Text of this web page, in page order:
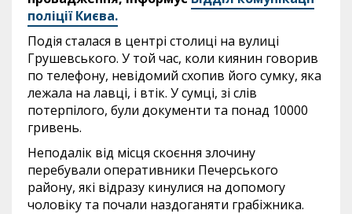
поліції Києва.
Подія сталася в центрі столиці на вулиці
Грушевського. У той час, коли киянин говорив
по телефону, невідомий схопив його сумку, яка
лежала на лавці, і втік. У сумці, зі слів
потерпілого, були документи та понад 10000
гривень.
Неподалік від місця скоєння злочину
перебували оперативники Печерського
району, які відразу кинулися на допомогу
чоловіку та почали наздоганяти грабіжника.